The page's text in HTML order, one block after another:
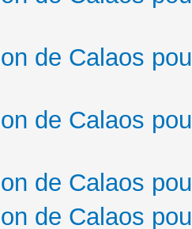
de Calaos
de Calaos
de Calaos
de Calaos